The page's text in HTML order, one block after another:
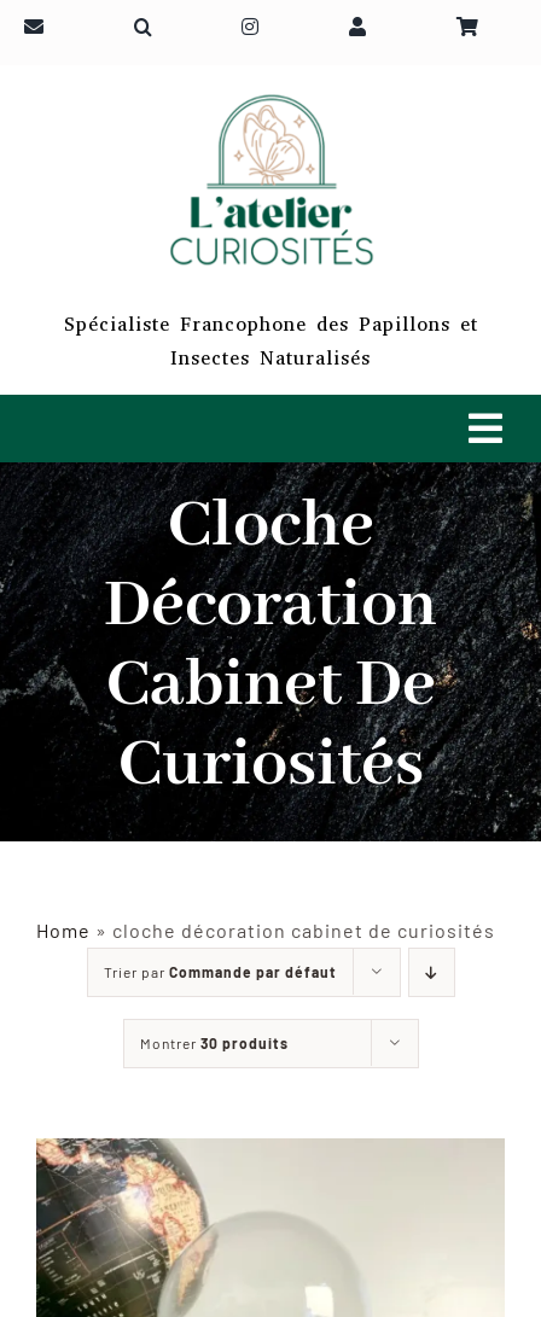
Passer
Spécialiste Francophone des Papillons et
Insectes Naturalisés
ACCUEIL
INSECTES NATURALISÉS
DÉCORATIONS
MATÉRIELS
CURIOSITÉS
CONTACT
Cloche
Décoration
Cabinet De
Curiosités
Home » cloche décoration cabinet de curiosités
Trier par Commande par défaut
Montrer 30 produits